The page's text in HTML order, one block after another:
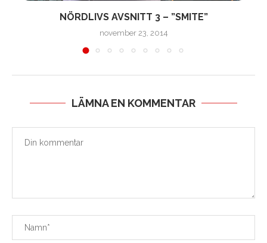
NÖRDLIVS AVSNITT 3 – ”SMITE”
november 23, 2014
LÄMNA EN KOMMENTAR